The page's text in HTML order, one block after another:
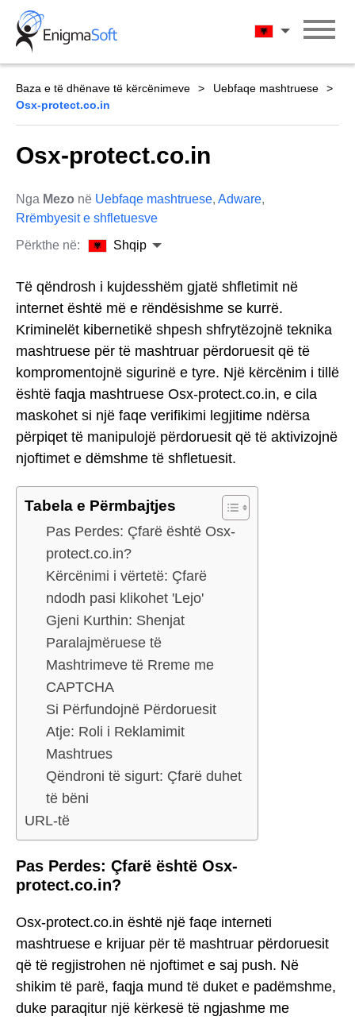
Skip
content
Shqip
Baza e të dhënave të kërcënimeve
Uebfaqe mashtruese
Osx-protect.co.in
Osx-protect.co.in
Nga Mezo në Uebfaqe mashtruese, Adware,
Rrëmbyesit e shfletuesve
Përkthe në:
Shqip
Të qëndrosh i kujdesshëm gjatë shfletimit në
internet është më e rëndësishme se kurrë.
Kriminelët kibernetikë shpesh shfrytëzojnë teknika
mashtruese për të mashtruar përdoruesit që të
kompromentojnë sigurinë e tyre. Një kërcënim i tillë
është faqja mashtruese Osx-protect.co.in, e cila
maskohet si një faqe verifikimi legjitime ndërsa
përpiqet të manipulojë përdoruesit që të aktivizojnë
njoftimet e dëmshme të shfletuesit.
Tabela e Përmbajtjes
Pas Perdes: Çfarë është Osx-
protect.co.in?
Kërcënimi i vërtetë: Çfarë
ndodh pasi klikohet 'Lejo'
Gjeni Kurthin: Shenjat
Paralajmëruese të
Mashtrimeve të Rreme me
CAPTCHA
Si Përfundojnë Përdoruesit
Atje: Roli i Reklamimit
Mashtrues
Qëndroni të sigurt: Çfarë duhet
të bëni
URL-të
Pas Perdes: Çfarë është Osx-
protect.co.in?
Osx-protect.co.in është një faqe interneti
mashtruese e krijuar për të mashtruar përdoruesit
që të regjistrohen në njoftimet e saj push. Në
shikim të parë, faqja mund të duket e padëmshme,
duke paraqitur një kërkesë të ngjashme me